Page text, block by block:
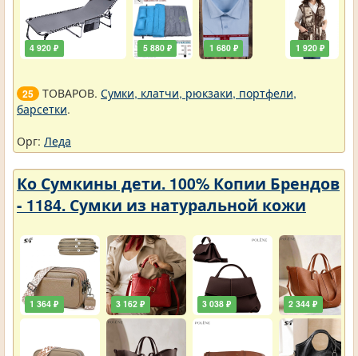
4 920 ₽ 5 880 ₽ 1 680 ₽ 1 920 ₽
25 ТОВАРОВ. Сумки, клатчи, рюкзаки, портфели,
барсетки.
Орг: Леда
Ко Сумкины дети. 100% Копии Брендов
- 1184. Сумки из натуральной кожи
1 364 ₽ 3 162 ₽ 3 038 ₽ 2 344 ₽